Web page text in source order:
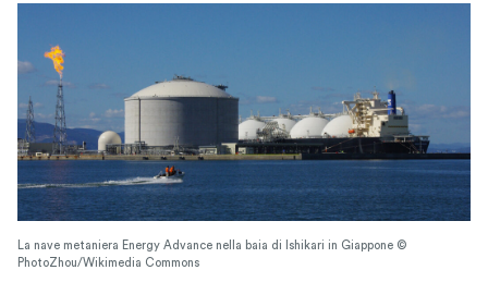
La nave metaniera Energy Advance nella baia di Ishikari in Giappone ©
PhotoZhou/Wikimedia Commons